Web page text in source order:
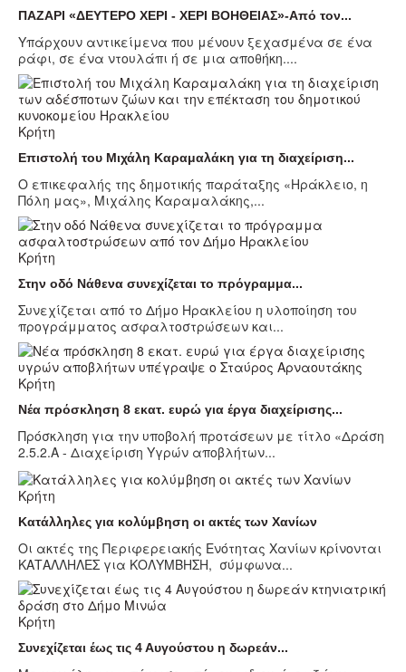
ΠΑΖΑΡΙ «ΔΕΥΤΕΡΟ ΧΕΡΙ - ΧΕΡΙ ΒΟΗΘΕΙΑΣ»-Από τον...
Υπάρχουν αντικείμενα που μένουν ξεχασμένα σε ένα
ράφι, σε ένα ντουλάπι ή σε μια αποθήκη....
Κρήτη
Επιστολή του Μιχάλη Καραμαλάκη για τη διαχείριση...
Ο επικεφαλής της δημοτικής παράταξης «Ηράκλειο, η
Πόλη μας», Μιχάλης Καραμαλάκης,...
Κρήτη
Στην οδό Νάθενα συνεχίζεται το πρόγραμμα...
Συνεχίζεται από το Δήμο Ηρακλείου η υλοποίηση του
προγράμματος ασφαλτοστρώσεων και...
Κρήτη
Νέα πρόσκληση 8 εκατ. ευρώ για έργα διαχείρισης...
Πρόσκληση για την υποβολή προτάσεων με τίτλο «Δράση
2.5.2.Α - Διαχείριση Υγρών αποβλήτων...
Κρήτη
Κατάλληλες για κολύμβηση οι ακτές των Χανίων
Οι ακτές της Περιφερειακής Ενότητας Χανίων κρίνονται
ΚΑΤΑΛΛΗΛΕΣ για ΚΟΛΥΜΒΗΣΗ, σύμφωνα...
Κρήτη
Συνεχίζεται έως τις 4 Αυγούστου η δωρεάν...